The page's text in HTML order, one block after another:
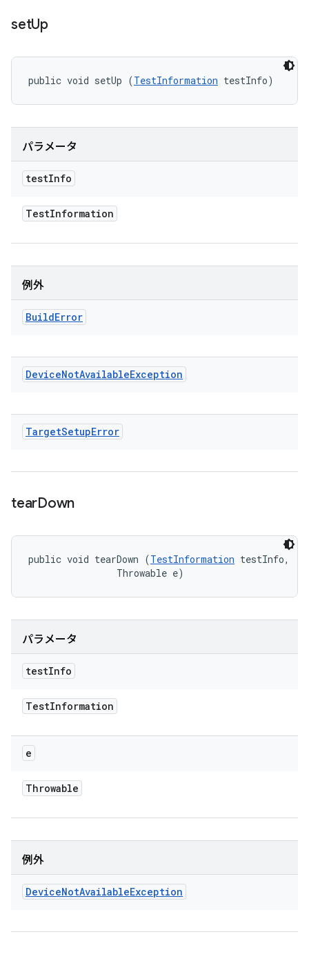
setUp
public void setUp (TestInformation testInfo)
パラメータ
testInfo
TestInformation
例外
BuildError
DeviceNotAvailableException
TargetSetupError
tearDown
public void tearDown (TestInformation testInfo,
                Throwable e)
パラメータ
testInfo
TestInformation
e
Throwable
例外
DeviceNotAvailableException